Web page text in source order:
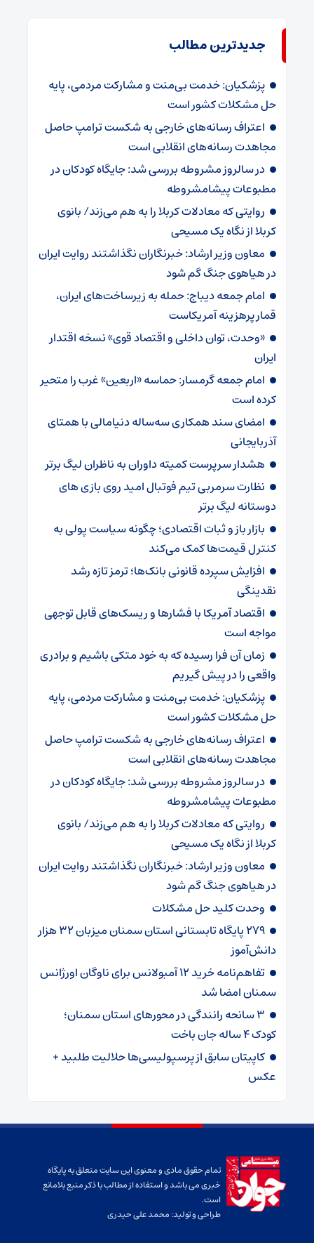
جدیدترین مطالب
پزشکیان: خدمت بی‌منت و مشارکت مردمی، پایه
حل مشکلات کشور است
اعتراف رسانه‌های خارجی به شکست ترامپ حاصل
مجاهدت رسانه‌های انقلابی است
در سالروز مشروطه بررسی شد: جایگاه کودکان در
مطبوعات پیشامشروطه
روایتی که معادلات کربلا را به هم می‌زند/ بانوی
کربلا از نگاه یک مسیحی
معاون وزیر ارشاد: خبرنگاران نگذاشتند روایت ایران
در هیاهوی جنگ گم شود
امام جمعه دیباج: حمله به زیرساخت‌های ایران،
قمار پرهزینه آمریکاست
«وحدت، توان داخلی و اقتصاد قوی» نسخه اقتدار
ایران
امام جمعه گرمسار: حماسه «اربعین» غرب را متحیر
کرده است
امضای سند همکاری سه‌ساله دنیامالی با همتای
آذربایجانی
هشدار سرپرست ‌کمیته داوران به ناظران لیگ برتر
نظارت سرمربی تیم‌ فوتبال امید روی بازی های
دوستانه لیگ برتر
بازار باز و ثبات اقتصادی؛ چگونه سیاست پولی به
کنترل قیمت‌ها کمک می‌کند
افزایش سپرده قانونی بانک‌ها؛ ترمز تازه رشد
نقدینگی
اقتصاد آمریکا با فشارها و ریسک‌های قابل توجهی
مواجه است
زمان آن فرا رسیده که به خود متکی باشیم و برادری
واقعی را در پیش گیریم
پزشکیان: خدمت بی‌منت و مشارکت مردمی، پایه
حل مشکلات کشور است
اعتراف رسانه‌های خارجی به شکست ترامپ حاصل
مجاهدت رسانه‌های انقلابی است
در سالروز مشروطه بررسی شد: جایگاه کودکان در
مطبوعات پیشامشروطه
روایتی که معادلات کربلا را به هم می‌زند/ بانوی
کربلا از نگاه یک مسیحی
معاون وزیر ارشاد: خبرنگاران نگذاشتند روایت ایران
در هیاهوی جنگ گم شود
وحدت کلید حل مشکلات
۲۷۹ پایگاه تابستانی استان سمنان میزبان ۳۲ هزار
دانش‌آموز
تفاهم‌نامه خرید ۱۲ آمبولانس برای ناوگان اورژانس
سمنان امضا شد
۳ سانحه رانندگی در محورهای استان سمنان؛
کودک ۴ ساله جان باخت
کاپیتان سابق از پرسپولیسی‌ها حلالیت طلبید +
عکس
تمام حقوق مادی و معنوی این سایت متعلق به پایگاه
خبری می باشد و استفاده از مطالب با ذکر منبع بلامانع
است.
طراحی و تولید:محمد علی حیدری